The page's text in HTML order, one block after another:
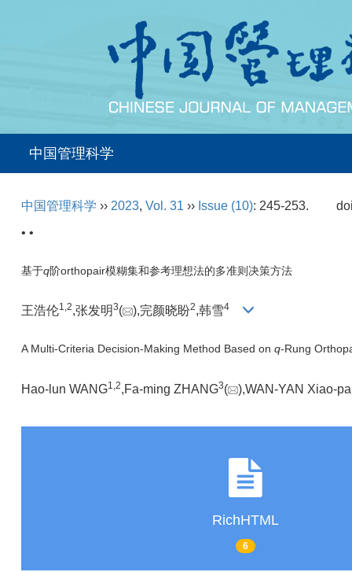
中国管理科学
中国管理科学 ›› 2023, Vol. 31 ›› Issue (10): 245-253.
• •
基于q阶orthopair模糊集和参考理想法的多准则决策方法
王浩伦1,2,张发明3( ),完颜晓盼2,韩雪4
A Multi-Criteria Decision-Making Method Based on q-Rung
Hao-lun WANG1, 2,Fa-ming ZHANG3( ),WAN-YAN Xiao-
RichHTML
6